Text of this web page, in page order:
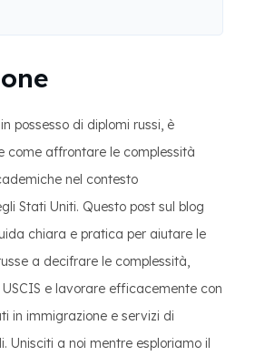
possesso di diplomi russi, è
come affrontare le complessità
nel contesto
Stati Uniti. Questo post sul blog
chiara e pratica per aiutare le
a decifrare le complessità,
e lavorare efficacemente con
in immigrazione e servizi di
Unisciti a noi mentre esploriamo il